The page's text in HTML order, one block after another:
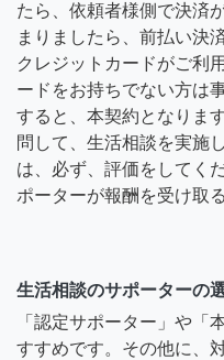
たら、依頼者様側で決済
まりましたら、前払い決
クレジットカードがご利
ードをお持ちでない方は
すると、本契約となりま
問して、生活相談を実施
は、必ず、評価をしてく
ポーターが報酬を受け取
生活相談のサポーターの
「認定サポーター」や「
すすめです。その他に、